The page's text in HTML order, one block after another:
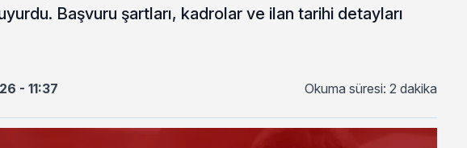
Başvuru şartları, kadrolar ve ilan tarihi detayları
- 11:37 Okuma süresi: 2 dakika